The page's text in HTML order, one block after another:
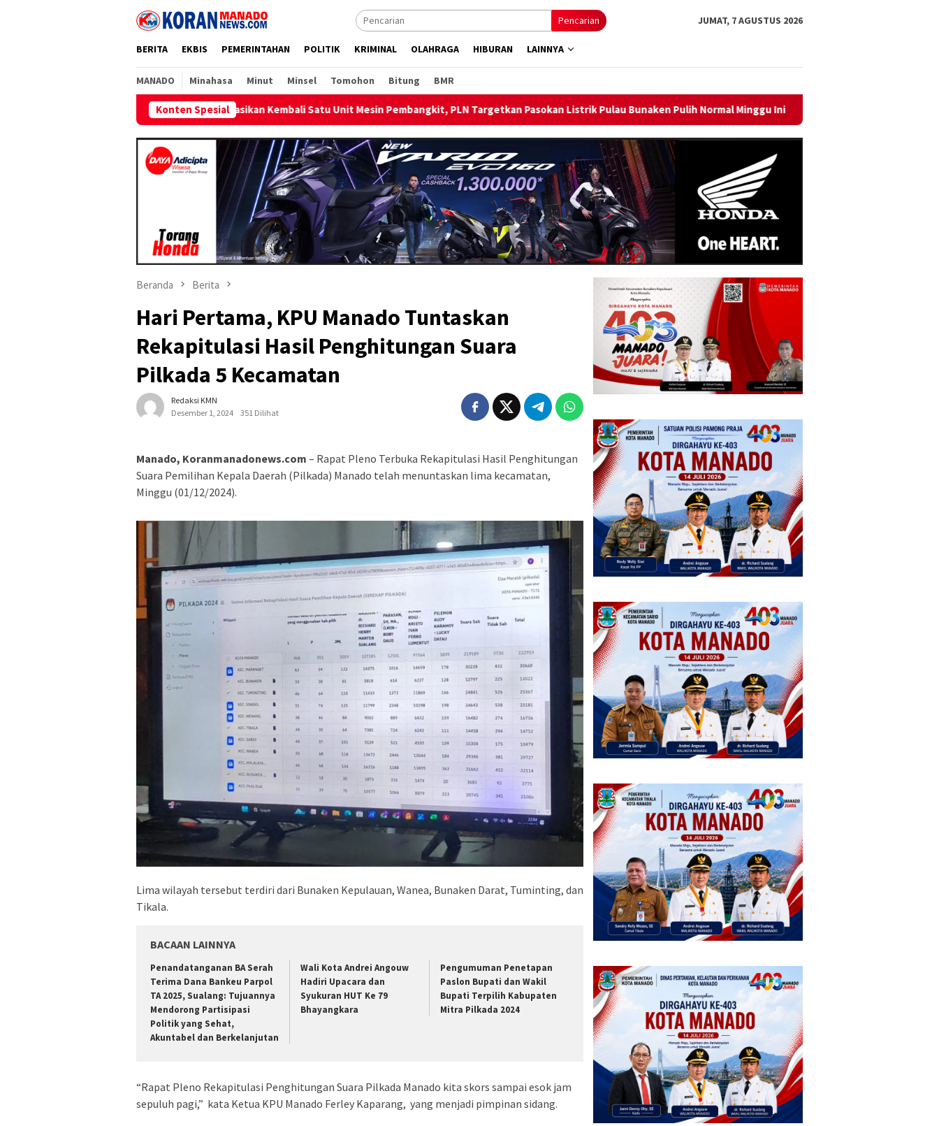
Pencarian JUMAT, 7 AGUSTUS 2026
BERITA EKBIS PEMERINTAHAN POLITIK KRIMINAL OLAHRAGA HIBURAN LAINNYA
MANADO Minahasa Minut Minsel Tomohon Bitung BMR
Konten Spesial
Berhasil Operasikan Kembali Satu Unit Mesin Pembangkit, PLN Targetkan Pasokan Listrik Pulau Bunaken Pulih Normal Minggu Ini Sambut HUT RI ke-81, PLN Dorong Digitalisasi
Beranda Berita
Hari Pertama, KPU Manado Tuntaskan
Rekapitulasi Hasil Penghitungan Suara
Pilkada 5 Kecamatan
Redaksi KMN
Desember 1, 2024
351 Dilihat
Manado, Koranmanadonews.com – Rapat Pleno Terbuka Rekapitulasi Hasil Penghitungan
Suara Pemilihan Kepala Daerah (Pilkada) Manado telah menuntaskan lima kecamatan,
Minggu (01/12/2024).
Lima wilayah tersebut terdiri dari Bunaken Kepulauan, Wanea, Bunaken Darat, Tuminting, dan
Tikala.
BACAAN LAINNYA
Penandatanganan BA Serah
Terima Dana Bankeu Parpol
TA 2025, Sualang: Tujuannya
Mendorong Partisipasi
Politik yang Sehat,
Akuntabel dan Berkelanjutan
Wali Kota Andrei Angouw
Hadiri Upacara dan
Syukuran HUT Ke 79
Bhayangkara
Pengumuman Penetapan
Paslon Bupati dan Wakil
Bupati Terpilih Kabupaten
Mitra Pilkada 2024
“Rapat Pleno Rekapitulasi Penghitungan Suara Pilkada Manado kita skors sampai esok jam
sepuluh pagi,” kata Ketua KPU Manado Ferley Kaparang, yang menjadi pimpinan sidang.